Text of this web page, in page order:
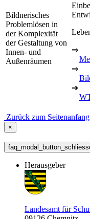
Bildnerisches
Problemlösen in
der Komplexität
der Gestaltung von
Innen- und
Außenräumen
⇒
⇒
➔
Zurück zum Seitenanfang
×
Herausgeber
Landesamt für